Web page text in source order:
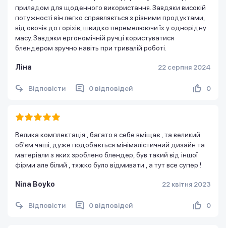
приладом для щоденного використання. Завдяки високій
потужності він легко справляється з різними продуктами,
від овочів до горіхів, швидко перемелюючи їх у однорідну
масу. Завдяки ергономічній ручці користуватися
блендером зручно навіть при тривалій роботі.
Ліна 22 серпня 2024
Відповісти 0 відповідей 0
Велика комплектація , багато в себе вміщає , та великий
об'єм чаші, дуже подобається мінімалістичний дизайн та
матеріали з яких зроблено блендер, був такий від іншої
фірми але білий , тяжко було відмивати , а тут все супер !
Nina Boyko 22 квітня 2023
Відповісти 0 відповідей 0